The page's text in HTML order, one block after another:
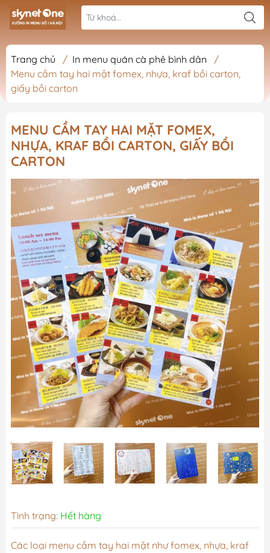
Trang chủ / In menu quán cà phê bình dân
/
Menu cầm tay hai mặt fomex, nhựa, kraf bồi carton,
giấy bồi carton
MENU CẦM TAY HAI MẶT FOMEX,
NHỰA, KRAF BỒI CARTON, GIẤY BỒI
CARTON
Tình trạng: Hết hàng
Các loại menu cầm tay hai mặt như fomex, nhựa, kraf